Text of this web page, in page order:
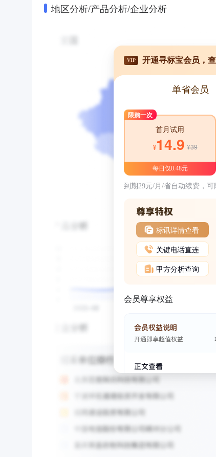
地区分析/产品分析/企业分析
VIP 开通寻标宝会员，
单省会员
限购一次
首月试用
¥14.9 ¥39
每日仅0.48元
到期29元/月/省自动续费，可
标讯详情查看
关键电话直连
甲方分析查询
会员尊享权益